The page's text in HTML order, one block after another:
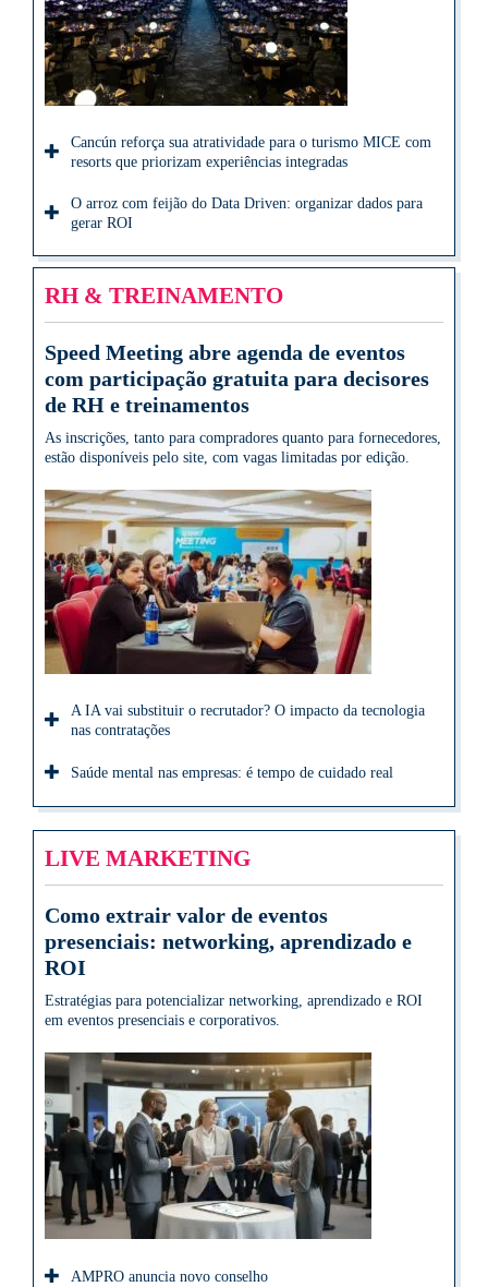
Cancún reforça sua atratividade para o turismo MICE com
resorts que priorizam experiências integradas
O arroz com feijão do Data Driven: organizar dados para
gerar ROI
RH & TREINAMENTO
Speed Meeting abre agenda de eventos
com participação gratuita para decisores
de RH e treinamentos
As inscrições, tanto para compradores quanto para fornecedores,
estão disponíveis pelo site, com vagas limitadas por edição.
A IA vai substituir o recrutador? O impacto da tecnologia
nas contratações
Saúde mental nas empresas: é tempo de cuidado real
LIVE MARKETING
Como extrair valor de eventos
presenciais: networking, aprendizado e
ROI
Estratégias para potencializar networking, aprendizado e ROI
em eventos presenciais e corporativos.
AMPRO anuncia novo conselho